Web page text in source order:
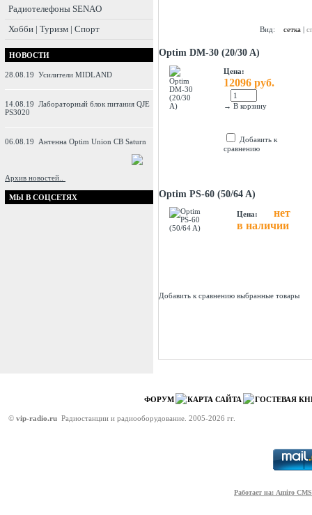
Радиотелефоны SENAO
Хобби | Туризм | Спорт
НОВОСТИ
28.08.19 Усилители MIDLAND
14.08.19 Лабораторный блок питания QJE
PS3020
06.08.19 Антенна Optim Union CB Saturn
Архив новостей..
МЫ В СОЦСЕТЯХ
Вид: сетка |
Optim DM-30 (20/30 A)
Цена:
12096 руб.
→ В корзину
Добавить к
сравнению
Optim PS-60 (50/64 A)
Цена:
нет
в наличии
Добавить к сравнению выбранные товары
ФОРУМ КАРТА САЙТА ГОСТЕВАЯ
© vip-radio.ru Радиостанции и радиооборудование. 2005-2026 гг.
Работает на: Amiro CMS